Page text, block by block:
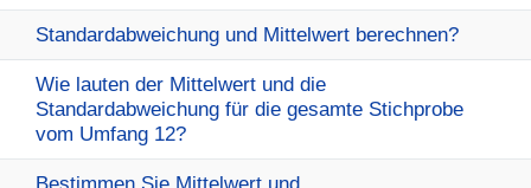
Standardabweichung und Mittelwert berechnen?
Wie lauten der Mittelwert und die
Standardabweichung für die gesamte Stichprobe
vom Umfang 12?